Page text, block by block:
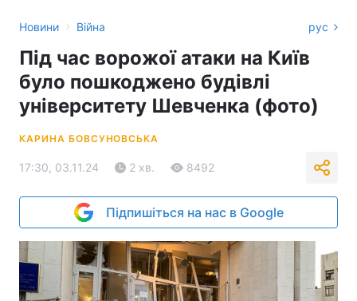
Новини › Війна рус
Під час ворожої атаки на Київ
було пошкоджено будівлі
університету Шевченка (фото)
КАРИНА БОВСУНОВСЬКА
17:30, 03.11.24 2 хв. 8492
Підпишіться на нас в Google